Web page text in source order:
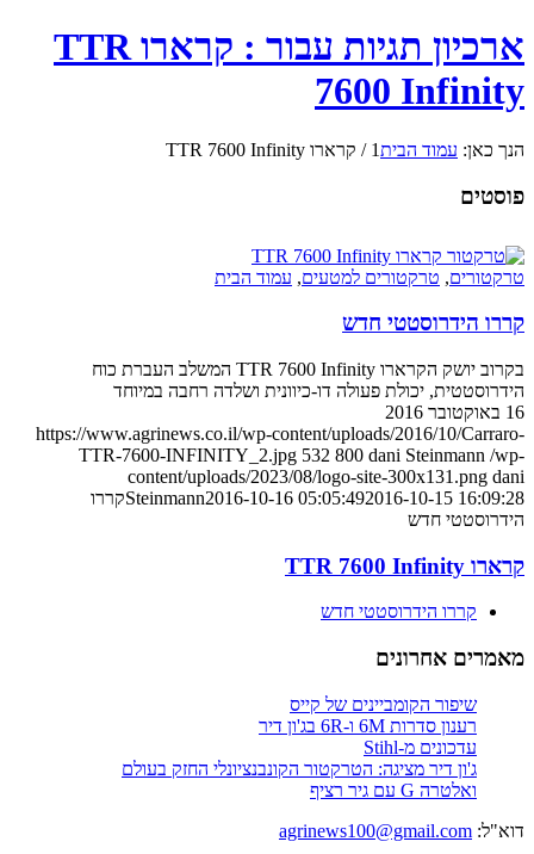
ארכיון תגיות עבור : קרארו TTR
7600 Infinity
הנך כאן: עמוד הבית1
/ קרארו TTR 7600 Infinity
פוסטים
טרקטורים, טרקטורים למטעים, עמוד הבית
קררו הידרוסטטי חדש
בקרוב יושק הקרארו TTR 7600 Infinity המשלב העברת כוח
הידרוסטטית, יכולת פעולה דו-כיוונית ושלדה רחבה במיוחד
16 באוקטובר 2016
https://www.agrinews.co.il/wp-content/uploads/2016/10/Carraro-
TTR-7600-INFINITY_2.jpg 532 800 dani Steinmann /wp-
content/uploads/2023/08/logo-site-300x131.png dani
Steinmann2016-10-16 05:05:492016-10-15 16:09:28
קררו
הידרוסטטי חדש
קרארו TTR 7600 Infinity
קררו הידרוסטטי חדש
מאמרים אחרונים
שיפור הקומביינים של קייס
רענון סדרות 6M ו-6R בג'ון דיר
עדכונים מ-Stihl
ג'ון דיר מציגה: הטרקטור הקונבנציונלי החזק בעולם
ואלטרה G עם גיר רציף
דוא"ל: agrinews100@gmail.com